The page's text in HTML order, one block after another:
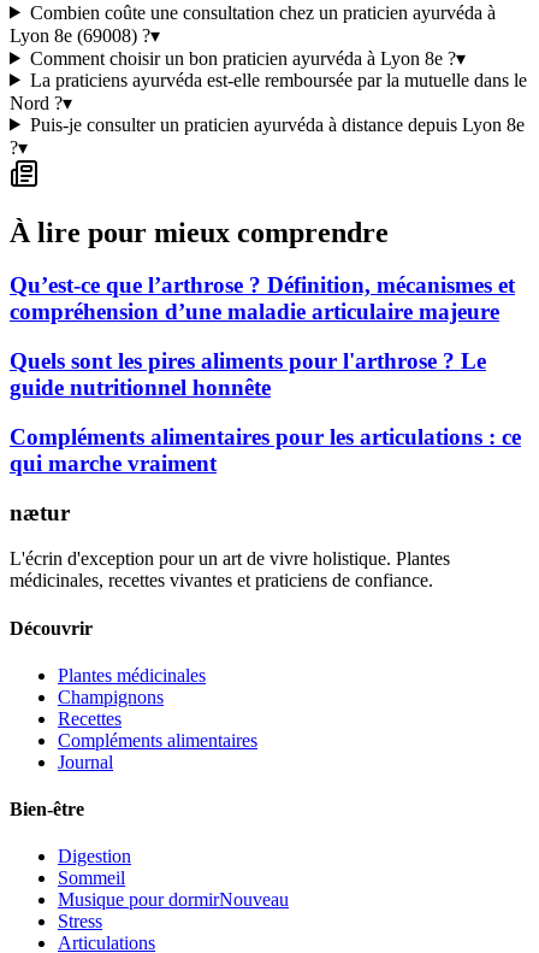
Combien coûte une consultation chez un praticien ayurvéda à
Lyon 8e (69008) ?▾
Comment choisir un bon praticien ayurvéda à Lyon 8e ?▾
La praticiens ayurvéda est-elle remboursée par la mutuelle dans le
Nord ?▾
Puis-je consulter un praticien ayurvéda à distance depuis Lyon 8e
?▾
À lire pour mieux comprendre
Qu’est-ce que l’arthrose ? Définition, mécanismes et
compréhension d’une maladie articulaire majeure
Quels sont les pires aliments pour l'arthrose ? Le
guide nutritionnel honnête
Compléments alimentaires pour les articulations : ce
qui marche vraiment
nætur
L'écrin d'exception pour un art de vivre holistique. Plantes
médicinales, recettes vivantes et praticiens de confiance.
Découvrir
Plantes médicinales
Champignons
Recettes
Compléments alimentaires
Journal
Bien-être
Digestion
Sommeil
Musique pour dormirNouveau
Stress
Articulations